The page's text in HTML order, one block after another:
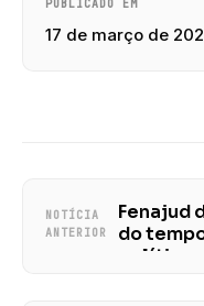
PUBLICADO EM
17 de março de
NOTÍCIA
ANTERIOR
Fenajud
do
política